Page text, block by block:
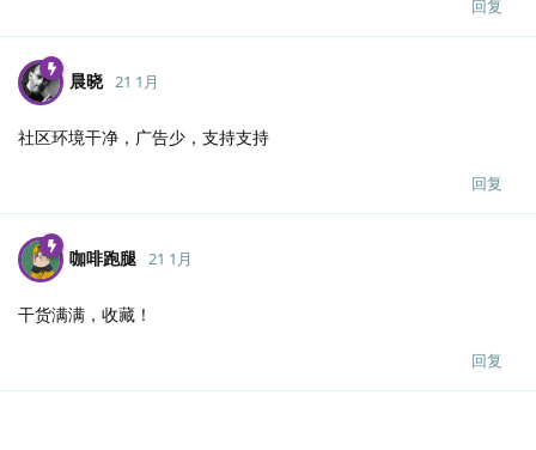
回复
晨晓 21 1月
社区环境干净，广告少，支持支持
回复
咖啡跑腿 21 1月
干货满满，收藏！
回复